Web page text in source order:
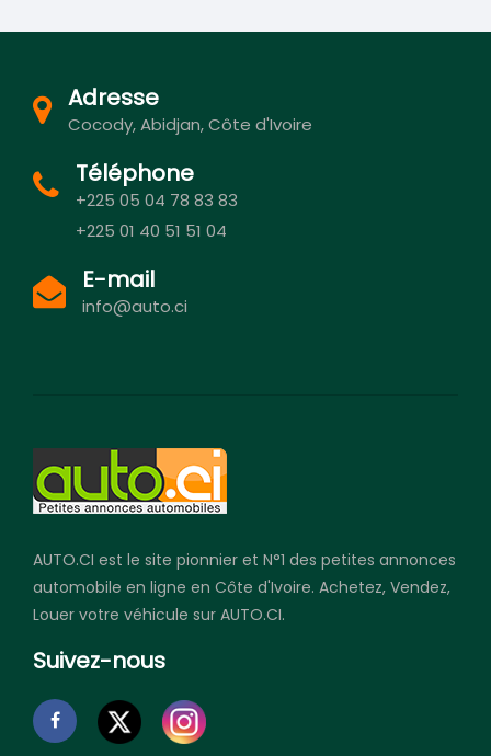
Adresse
Cocody, Abidjan, Côte d'Ivoire
Téléphone
+225 05 04 78 83 83
+225 01 40 51 51 04
E-mail
info@auto.ci
AUTO.CI est le site pionnier et N°1 des petites annonces
automobile en ligne en Côte d'Ivoire. Achetez, Vendez,
Louer votre véhicule sur AUTO.CI.
Suivez-nous